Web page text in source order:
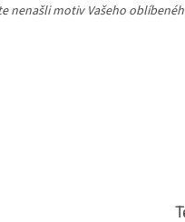
nenašli motiv Vašeho